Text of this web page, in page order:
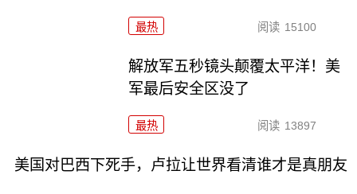
最热 阅读 15100
解放军五秒镜头颠覆太平洋！美
军最后安全区没了
最热 阅读 13897
美国对巴西下死手，卢拉让世界看清谁才是真朋友